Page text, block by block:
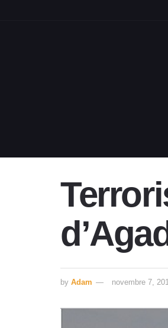
by Adam novembre 7,